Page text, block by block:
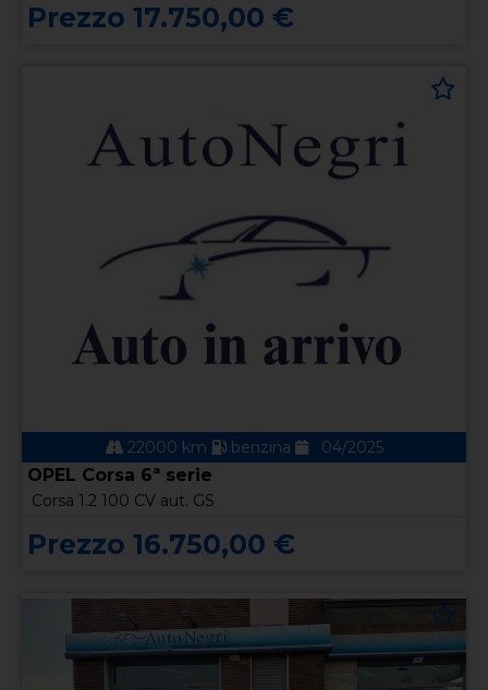
Prezzo 17.750,00 €
22000 km benzina 04/2025
OPEL Corsa 6ª serie
Corsa 1.2 100 CV aut. GS
Prezzo 16.750,00 €